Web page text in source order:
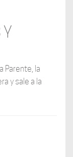
Parente, la
y sale a la